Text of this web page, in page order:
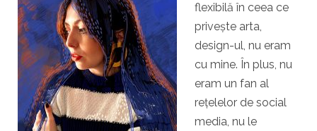
flexibilă în ceea ce
privește arta,
design-ul, nu eram
cu mine. În plus, nu
eram un fan al
rețelelor de social
media, nu le